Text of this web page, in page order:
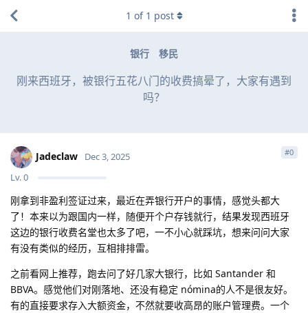
银行 移民
刚来西班牙，被银行五花八门的收费搞晕了，大家有遇到
吗？
1 of 1 post
Jadeclaw
Lv.0
Dec 3, 2025 #0
刚拿到非盈利签证过来，最近在弄银行开户的事情，感觉头都大
了！本来以为跟国内一样，随便开个户存钱就行，结果发现西班牙
这边的银行收费名堂也太多了吧，一不小心就踩坑，想来问问大家
有没有类似的经历，互相排排雷。
之前看网上推荐，跑去问了好几家大银行，比如 Santander 和
BBVA。感觉他们对刚落地、还没有稳定 nómina的人不是很友好。
有的直接要求存入大额资金，不然就要收高昂的账户管理费。一个